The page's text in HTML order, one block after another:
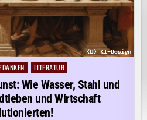
LITERATUR
Wie Wasser, Stahl und
und Wirtschaft